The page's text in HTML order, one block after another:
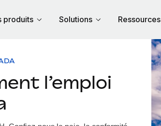
produits Solutions Ressources
l’emploi